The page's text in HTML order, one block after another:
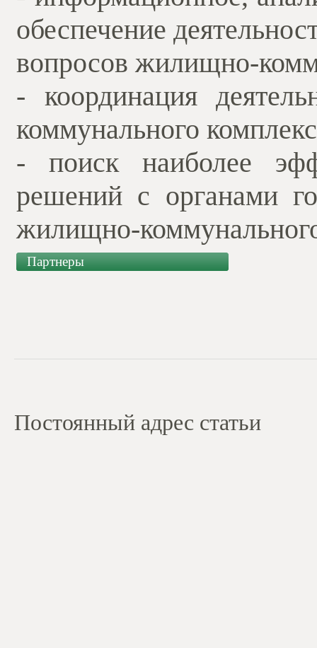
обеспечение
вопросов жилищно-
- координация
коммунального
- поиск наиболее
решений с органами
жилищно-
Партнеры
Постоянный адрес статьи